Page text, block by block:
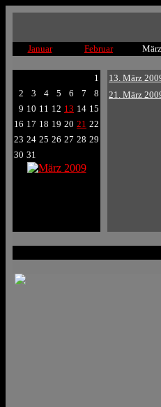
Januar Februar März
1
2
3 4 5 6 7
8
9 10 11 12 13 14 15
16 17 18 19 20 21 22
23 24 25 26 27 28 29
30 31
13. März
21. März